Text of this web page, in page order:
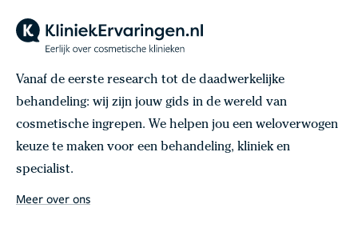
Vanaf de eerste research tot de daadwerkelijke
behandeling: wij zijn jouw gids in de wereld van
cosmetische ingrepen. We helpen jou een weloverwogen
keuze te maken voor een behandeling, kliniek en
specialist.
Meer over ons